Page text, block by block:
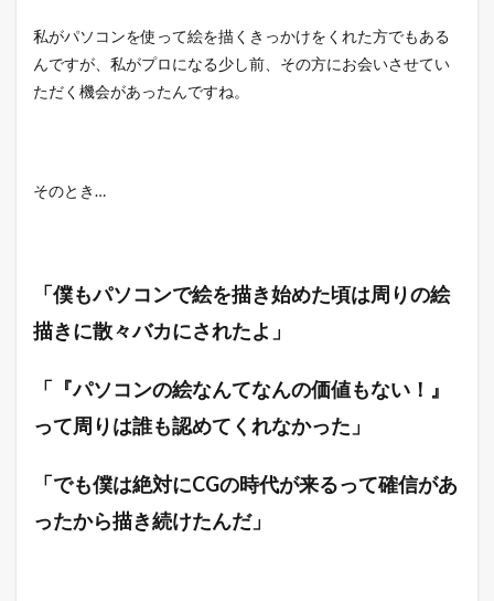
私がパソコンを使って絵を描くきっかけをくれた方でもある
んですが、私がプロになる少し前、その方にお会いさせてい
ただく機会があったんですね。
そのとき…
「僕もパソコンで絵を描き始めた頃は周りの絵
描きに散々バカにされたよ」
「『パソコンの絵なんてなんの価値もない！』
って周りは誰も認めてくれなかった」
「でも僕は絶対にCGの時代が来るって確信があ
ったから描き続けたんだ」